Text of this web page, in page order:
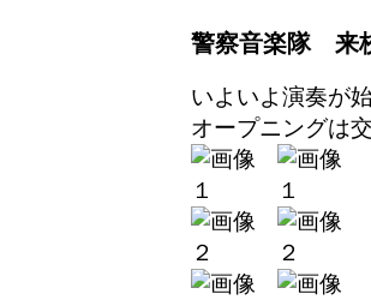
警察音楽隊
いよいよ演奏が
オープニングは